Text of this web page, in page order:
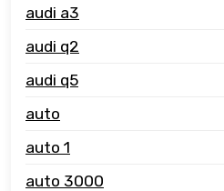
audi a3
audi q2
audi q5
auto
auto 1
auto 3000